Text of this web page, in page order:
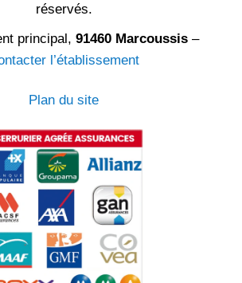
réservés.
principal, 91460 Marcoussis–
l’établissement
Plan du site